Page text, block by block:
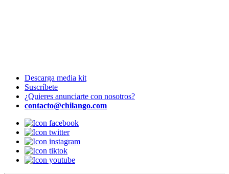
Descarga media kit
Suscríbete
¿Quieres anunciarte con nosotros?
contacto@chilango.com